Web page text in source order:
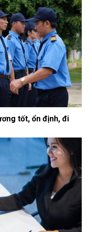
tốt, ổn định, đi